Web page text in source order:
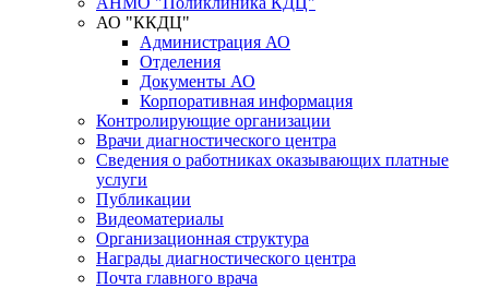
АО "ККДЦ"
Администрация АО
Отделения
Документы АО
Корпоративная информация
Контролирующие организации
Врачи диагностического центра
Сведения о работниках оказывающих платные
услуги
Публикации
Видеоматериалы
Организационная структура
Награды диагностического центра
Почта главного врача